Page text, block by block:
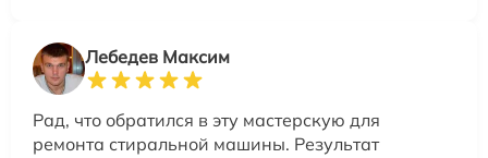
Лебедев Максим
Рад, что обратился в эту мастерскую для
ремонта стиральной машины. Результат